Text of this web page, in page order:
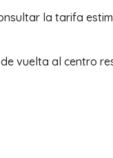
la tarifa
vuelta al centro